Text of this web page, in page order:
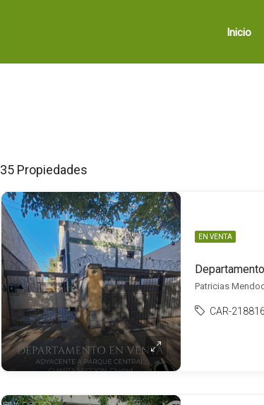
Inicio
35 Propiedades
EN VENTA
Patricias
CAR-218816